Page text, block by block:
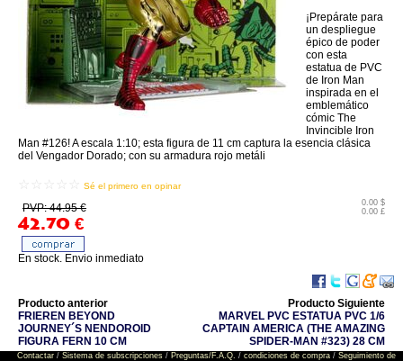
¡Prepárate para
un despliegue
épico de poder
con esta
estatua de PVC
de Iron Man
inspirada en el
emblemático
cómic The
Invincible Iron
Man #126! A escala 1:10; esta figura de 11 cm captura la esencia clásica
del Vengador Dorado; con su armadura rojo metáli
Sé el primero en opinar
PVP: 44.95 €
42.70 €
0.00 $
0.00 £
En stock. Envio inmediato
Producto anterior
FRIEREN BEYOND
JOURNEY´S NENDOROID
FIGURA FERN 10 CM
Producto Siguiente
MARVEL PVC ESTATUA PVC 1/6
CAPTAIN AMERICA (THE AMAZING
SPIDER-MAN #323) 28 CM
Contactar/ Sistema de subscripciones/ Preguntas/F.A.Q. / condiciones de compra/ Seguimiento de